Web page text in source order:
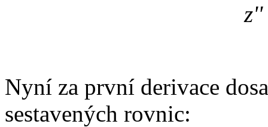
Nyní za první derivace
sestavených rovnic: